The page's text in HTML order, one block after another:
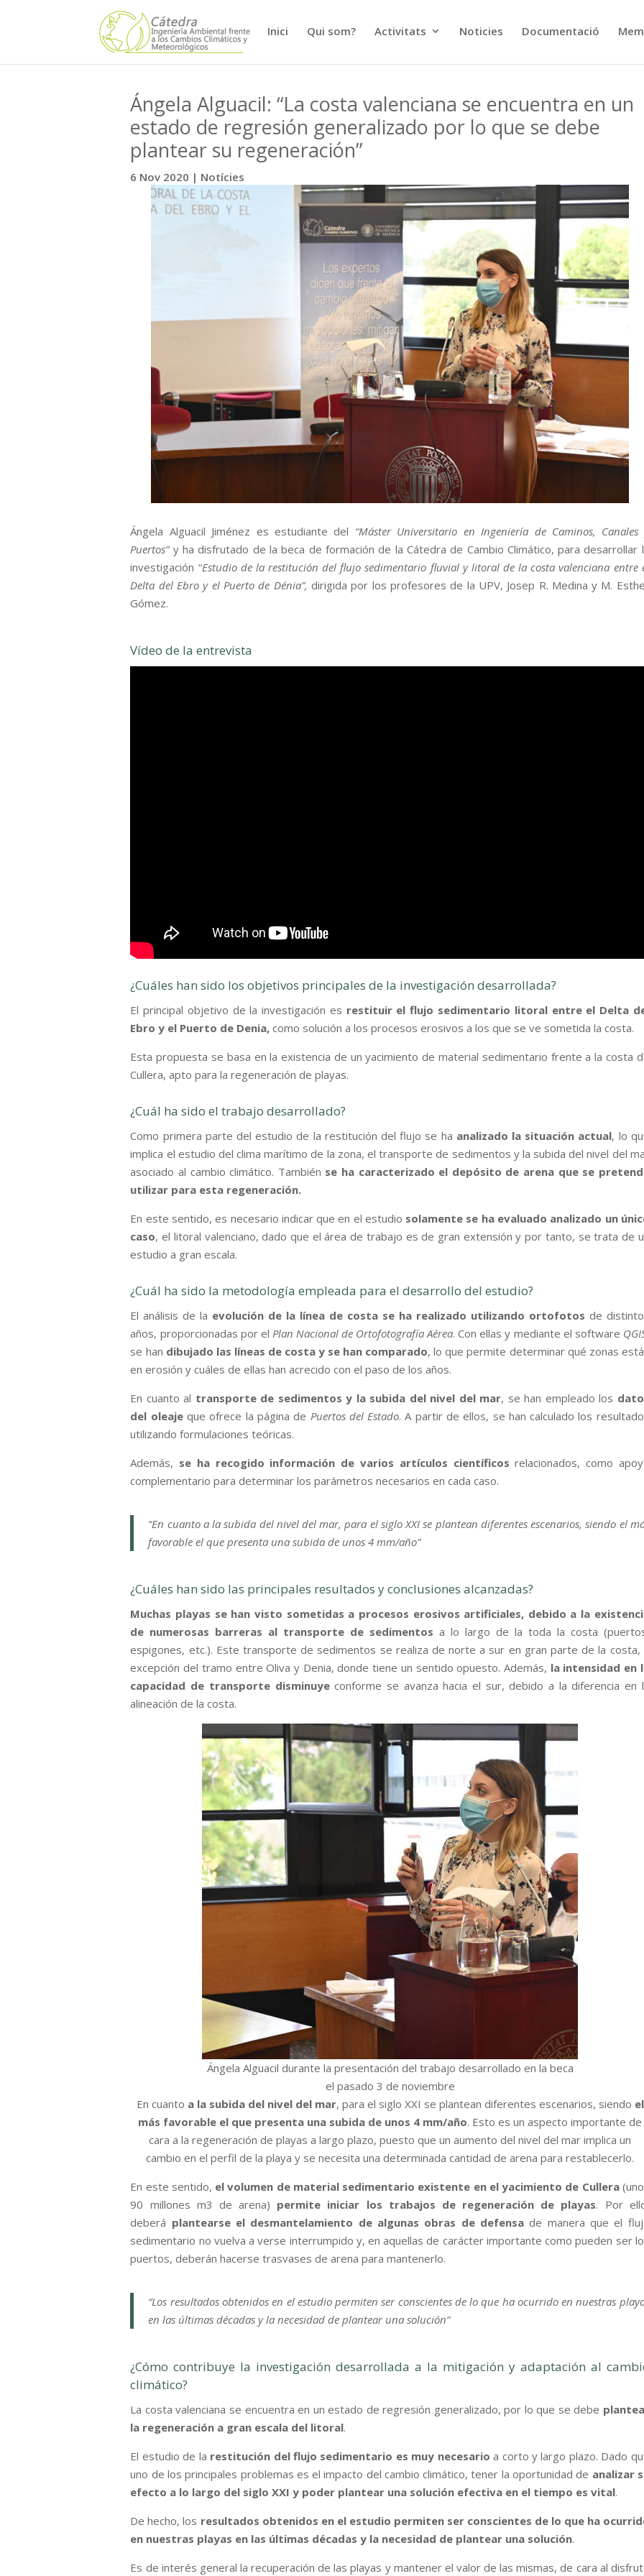
Inici Qui som? Activitats Noticies Documentació
Ángela Alguacil: “La costa valenciana se encuentra en un
estado de regresión generalizado por lo que se debe
plantear su regeneración”
6 Nov 2020 | Notícies
Ángela Alguacil Jiménez es estudiante del “Máster Universitario en Ingeniería de Caminos, Canales
Puertos” y ha disfrutado de la beca de formación de la Cátedra de Cambio Climático, para desarrollar
investigación “Estudio de la restitución del flujo sedimentario fluvial y litoral de la costa valenciana entre
Delta del Ebro y el Puerto de Dénia”, dirigida por los profesores de la UPV, Josep R. Medina y M.
Gómez.
Vídeo de la entrevista
¿Cuáles han sido los objetivos principales de la investigación desarrollada?
El principal objetivo de la investigación es restituir el flujo sedimentario litoral entre el Delta
Ebro y el Puerto de Denia,como solución a los procesos erosivos a los que se ve sometida la costa.
Esta propuesta se basa en la existencia de un yacimiento de material sedimentario frente a la costa
Cullera, apto para la regeneración de playas.
¿Cuál ha sido el trabajo desarrollado?
Como primera parte del estudio de la restitución del flujo se ha analizado la situación actual, lo
implica el estudio del clima marítimo de la zona, el transporte de sedimentos y la subida del nivel del
asociado al cambio climático. También se ha caracterizado el depósito de arena que se
utilizar para esta regeneración.
En este sentido, es necesario indicar que en el estudio solamente se ha evaluado analizado un
caso, el litoral valenciano, dado que el área de trabajo es de gran extensión y por tanto, se trata de
estudio a gran escala.
¿Cuál ha sido la metodología empleada para el desarrollo del estudio?
El análisis de la evolución de la línea de costa se ha realizado utilizando ortofotos de
años, proporcionadas por el Plan Nacional de Ortofotografía Aérea. Con ellas y mediante el software
se han dibujado las líneas de costa y se han comparado, lo que permite determinar qué zonas
en erosión y cuáles de ellas han acrecido con el paso de los años.
En cuanto al transporte de sedimentos y la subida del nivel del mar, se han empleado los
del oleajeque ofrece la página de Puertos del Estado. A partir de ellos, se han calculado los
utilizando formulaciones teóricas.
Además, se ha recogido información de varios artículos científicos relacionados, como
complementario para determinar los parámetros necesarios en cada caso.
“En cuanto a la subida del nivel del mar, para el siglo XXI se plantean diferentes escenarios, siendo el
favorable el que presenta una subida de unos 4 mm/año”
¿Cuáles han sido las principales resultados y conclusiones alcanzadas?
Muchas playas se han visto sometidas a procesos erosivos artificiales, debido a la
de numerosas barreras al transporte de sedimentos a lo largo de la toda la costa
espigones, etc.). Este transporte de sedimentos se realiza de norte a sur en gran parte de la costa,
excepción del tramo entre Oliva y Denia, donde tiene un sentido opuesto. Además, la intensidad en
capacidad de transporte disminuyeconforme se avanza hacia el sur, debido a la diferencia en
alineación de la costa.
Ángela Alguacil durante la presentación del trabajo desarrollado en la beca
el pasado 3 de noviembre
En cuanto a la subida del nivel del mar, para el siglo XXI se plantean diferentes escenarios, siendo el
más favorable el que presenta una subida de unos 4 mm/año. Esto es un aspecto importante de
cara a la regeneración de playas a largo plazo, puesto que un aumento del nivel del mar implica un
cambio en el perfil de la playa y se necesita una determinada cantidad de arena para restablecerlo.
En este sentido, el volumen de material sedimentario existente en el yacimiento de Cullera
90 millones m3 de arena) permite iniciar los trabajos de regeneración de playas. Por
deberá plantearse el desmantelamiento de algunas obras de defensa de manera que el
sedimentario no vuelva a verse interrumpido y, en aquellas de carácter importante como pueden ser
puertos, deberán hacerse trasvases de arena para mantenerlo.
“Los resultados obtenidos en el estudio permiten ser conscientes de lo que ha ocurrido en nuestras
en las últimas décadas y la necesidad de plantear una solución”
¿Cómo contribuye la investigación desarrollada a la mitigación y adaptación al
climático?
La costa valenciana se encuentra en un estado de regresión generalizado, por lo que se debe
la regeneración a gran escala del litoral.
El estudio de la restitución del flujo sedimentario es muy necesario a corto y largo plazo. Dado
uno de los principales problemas es el impacto del cambio climático, tener la oportunidad de analizar
efecto a lo largo del siglo XXI y poder plantear una solución efectiva en el tiempo es vital.
De hecho, los resultados obtenidos en el estudio permiten ser conscientes de lo que ha
en nuestras playas en las últimas décadas y la necesidad de plantear una solución.
Es de interés general la recuperación de las playas y mantener el valor de las mismas, de cara al